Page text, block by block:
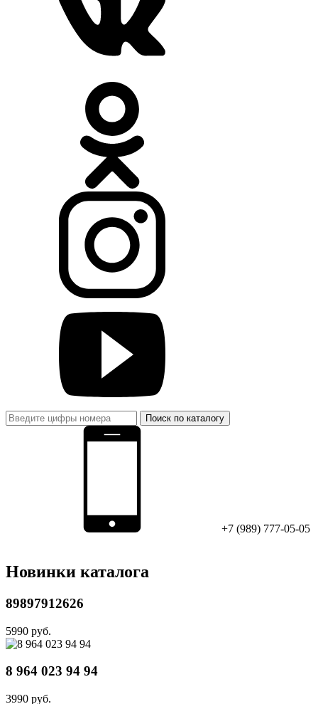
Поиск по каталогу
+7 (989) 777-05-05
Новинки каталога
89897912626
5990 руб.
8 964 023 94 94
3990 руб.